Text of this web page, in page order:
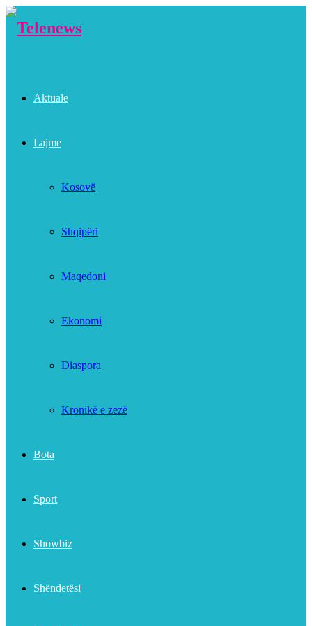
Aktuale
Lajme
Kosovë
Shqipëri
Maqedoni
Ekonomi
Diaspora
Kronikë e zezë
Bota
Sport
Showbiz
Shëndetësi